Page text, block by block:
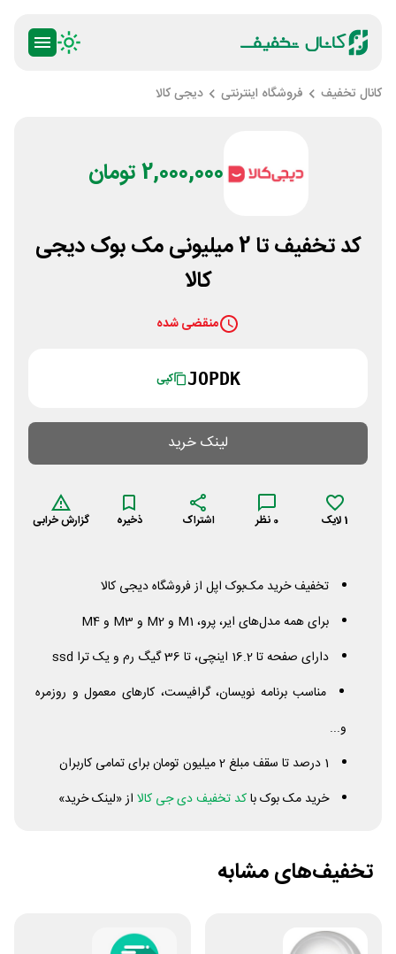
کانال تخفیف فروشگاه اینترنتی دیجی کالا
2,000,000 تومان
کد تخفیف تا 2 میلیونی مک بوک دیجی
کالا
منقضی شده
JOPDK کپی
لینک خرید
1لایک 0 نظر اشتراک ذخیره گزارش خرابی
تخفیف خرید مک‌بوک اپل از فروشگاه دیجی کالا
برای همه مدل‌های ایر، پرو، M1 وM2 و M3 وM4
دارای صفحه تا 16.2 اینچی، تا 36 گیگ رم و یک ترا
ssd
مناسب برنامه نویسان، گرافیست، کارهای معمول و روزمره
و...
1 درصد تا سقف مبلغ 2 میلیون تومان برای تمامی کاربران
خرید مک بوک باکد تخفیف دی جی کالا از «لینک خرید»
تخفیف‌های مشابه